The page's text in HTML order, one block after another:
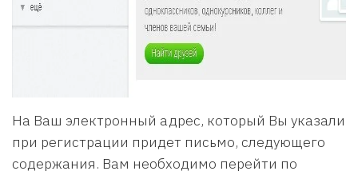
На Ваш электронный адрес, который Вы указали
при регистрации придет письмо, следующего
содержания. Вам необходимо перейти по